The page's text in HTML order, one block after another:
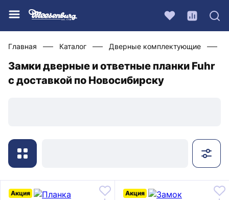
Главная Каталог Дверные комплектующие
Замки дверные и ответные планки Fuhr
с доставкой по Новосибирску
Акция Акция